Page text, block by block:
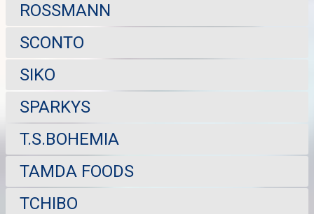
ROSSMANN
SCONTO
SIKO
SPARKYS
T.S.BOHEMIA
TAMDA FOODS
TCHIBO